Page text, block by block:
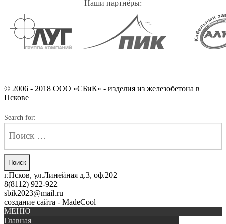
Наши партнёры:
© 2006 - 2018 ООО «СБиК» - изделия из железобетона в
Пскове
Search for:
г.Псков, ул.Линейная д.3, оф.202
8(8112) 922-922
sbik2023@mail.ru
создание сайта - MadeCool
МЕНЮ
Главная